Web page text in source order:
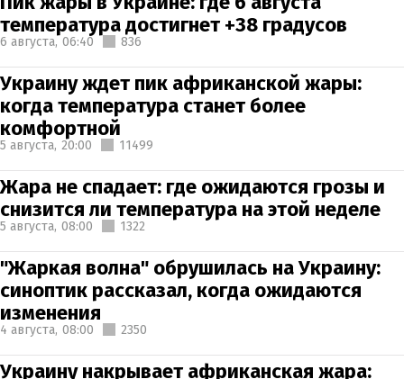
температура достигнет +38 градусов
6 августа, 06:40 836
Украину ждет пик африканской жары:
когда температура станет более
комфортной
5 августа, 20:00 11499
Жара не спадает: где ожидаются грозы и
снизится ли температура на этой неделе
5 августа, 08:00 1322
"Жаркая волна" обрушилась на Украину:
синоптик рассказал, когда ожидаются
изменения
4 августа, 08:00 2350
Украину накрывает африканская жара: